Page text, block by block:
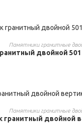
Памятники гранитные
двойной 501
Памятники гранитные
гранитный двойной